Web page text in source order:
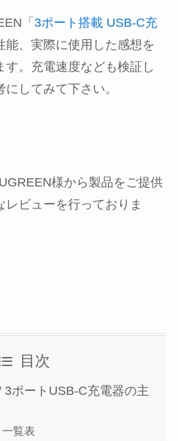
「 3ポート搭載 USB-C充
能、実際に使用した感想を
す。充電速度なども検証し
してみて下さい。
様から製品をご提供
レビューを行っておりま
目次
3ポートUSB-C充電器の主
一覧表